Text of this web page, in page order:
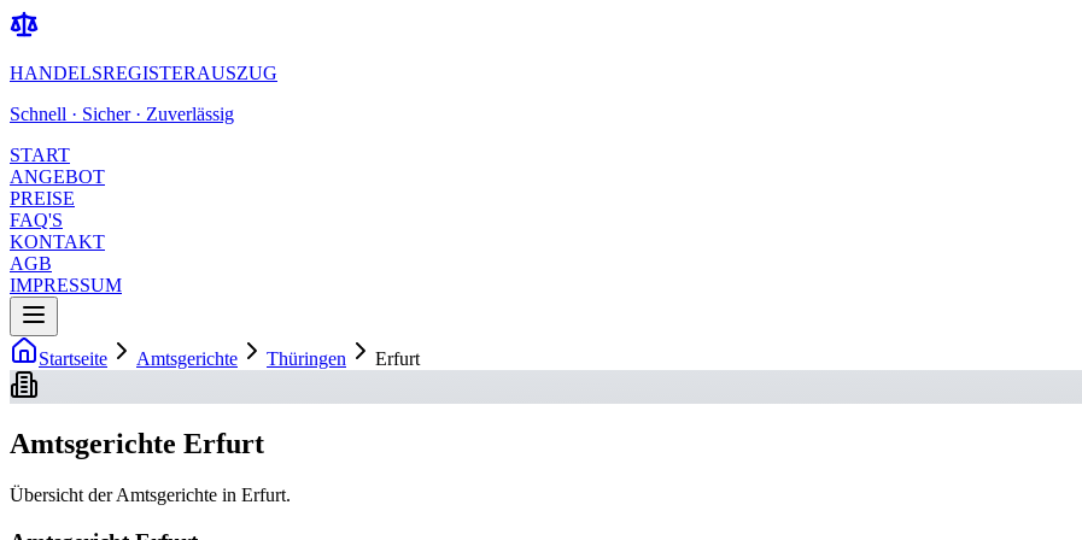
HANDELSREGISTERAUSZUG
Schnell · Sicher · Zuverlässig
START
ANGEBOT
PREISE
FAQ'S
KONTAKT
AGB
IMPRESSUM
Startseite Amtsgerichte Thüringen Erfurt
Amtsgerichte Erfurt
Übersicht der Amtsgerichte in Erfurt.